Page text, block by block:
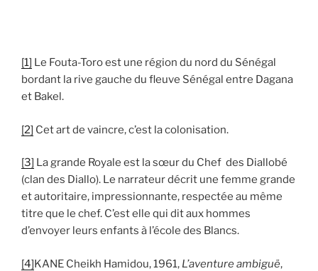
[1] Le Fouta-Toro est une région du nord du Sénégal
bordant la rive gauche du fleuve Sénégal entre Dagana
et Bakel.
[2] Cet art de vaincre, c’est la colonisation.
[3] La grande Royale est la sœur du Chef des Diallobé
(clan des Diallo). Le narrateur décrit une femme grande
et autoritaire, impressionnante, respectée au même
titre que le chef. C’est elle qui dit aux hommes
d’envoyer leurs enfants à l’école des Blancs.
[4]KANE Cheikh Hamidou, 1961, L’aventure ambiguë,